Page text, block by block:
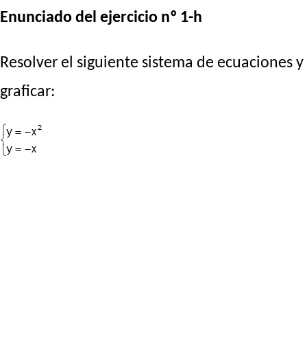
Enunciado del ejercicio nº 1-h
Resolver el siguiente sistema de ecuaciones y
graficar: